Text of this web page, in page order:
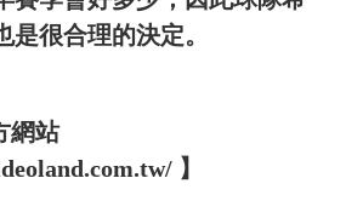
很合理的決定。
網站
】